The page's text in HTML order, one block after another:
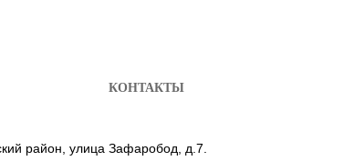
КОНТАКТЫ
район, улица Зафаробод, д.7.